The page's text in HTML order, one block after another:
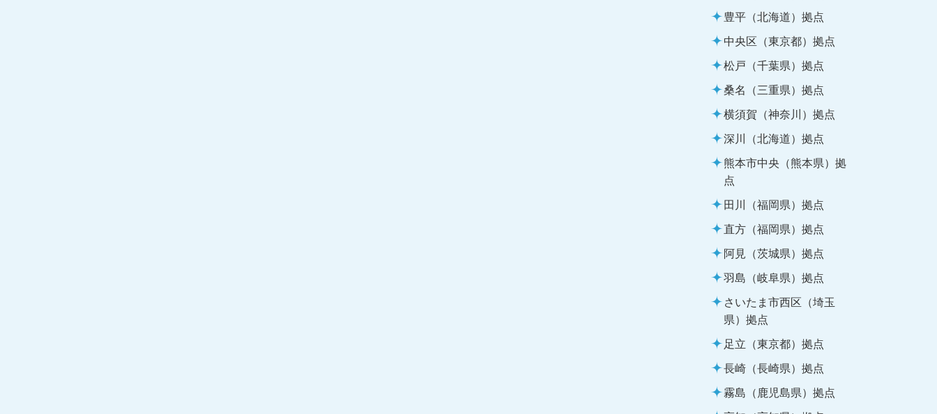
豊平（北海道）拠点
中央区（東京都）拠点
松戸（千葉県）拠点
桑名（三重県）拠点
横須賀（神奈川）拠点
深川（北海道）拠点
熊本市中央（熊本県）拠
点
田川（福岡県）拠点
直方（福岡県）拠点
阿見（茨城県）拠点
羽島（岐阜県）拠点
さいたま市西区（埼玉
県）拠点
足立（東京都）拠点
長崎（長崎県）拠点
霧島（鹿児島県）拠点